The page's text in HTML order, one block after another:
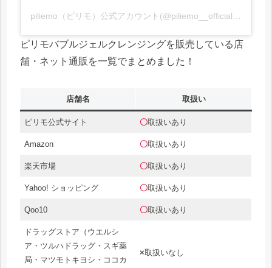
piliemo（ピリモ）公式アカウント(@piliemo__official)がシェアした投稿
ピリモバブルジェルクレンジングを販売している店
舗・ネット通販を一覧でまとめました！
店舗名 取扱い
ピリモ公式サイト 〇取扱いあり
Amazon 〇取扱いあり
楽天市場 〇取扱いあり
Yahoo! ショッピング 〇取扱いあり
Qoo10 〇取扱いあり
ドラッグストア（ウエルシ
ア・ツルハドラッグ・スギ薬
局・マツモトキヨシ・ココカ
×取扱いなし